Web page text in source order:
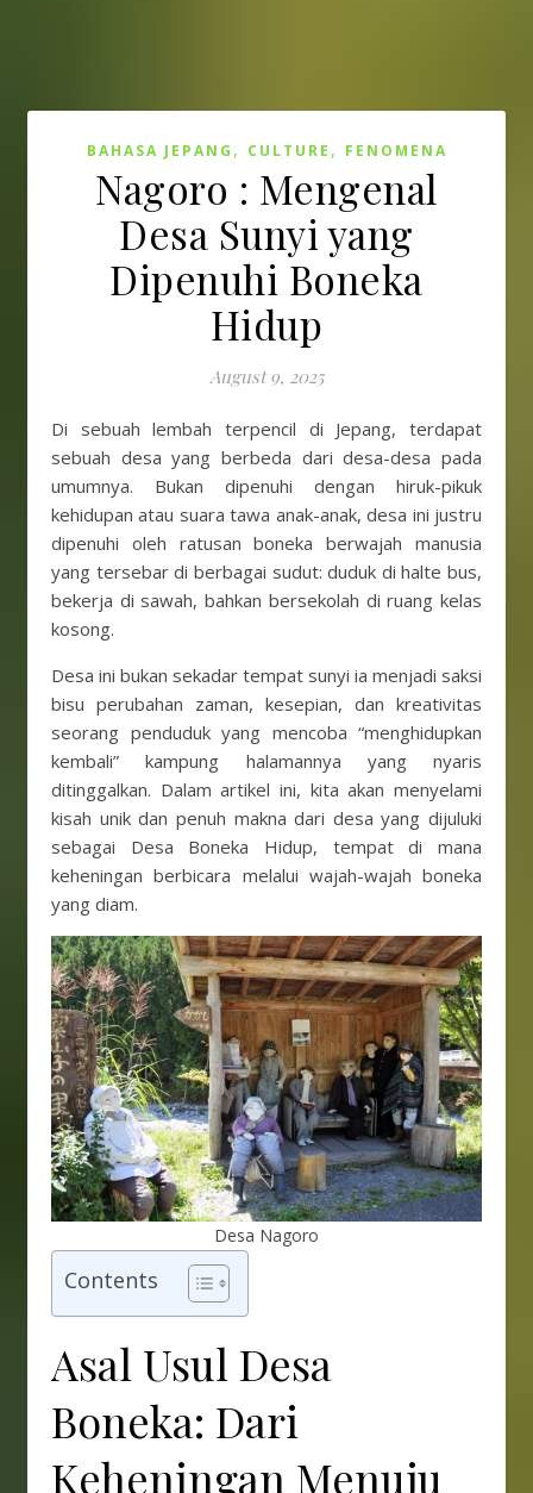
BAHASA JEPANG , CULTURE , FENOMENA
Nagoro : Mengenal
Desa Sunyi yang
Dipenuhi Boneka
Hidup
August 9, 2025
Di sebuah lembah terpencil di Jepang, terdapat
sebuah desa yang berbeda dari desa-desa pada
umumnya. Bukan dipenuhi dengan hiruk-pikuk
kehidupan atau suara tawa anak-anak, desa ini justru
dipenuhi oleh ratusan boneka berwajah manusia
yang tersebar di berbagai sudut: duduk di halte bus,
bekerja di sawah, bahkan bersekolah di ruang kelas
kosong.
Desa ini bukan sekadar tempat sunyi ia menjadi saksi
bisu perubahan zaman, kesepian, dan kreativitas
seorang penduduk yang mencoba “menghidupkan
kembali” kampung halamannya yang nyaris
ditinggalkan. Dalam artikel ini, kita akan menyelami
kisah unik dan penuh makna dari desa yang dijuluki
sebagai Desa Boneka Hidup, tempat di mana
keheningan berbicara melalui wajah-wajah boneka
yang diam.
Desa Nagoro
Contents
Asal Usul Desa
Boneka: Dari
Keheningan Menuju